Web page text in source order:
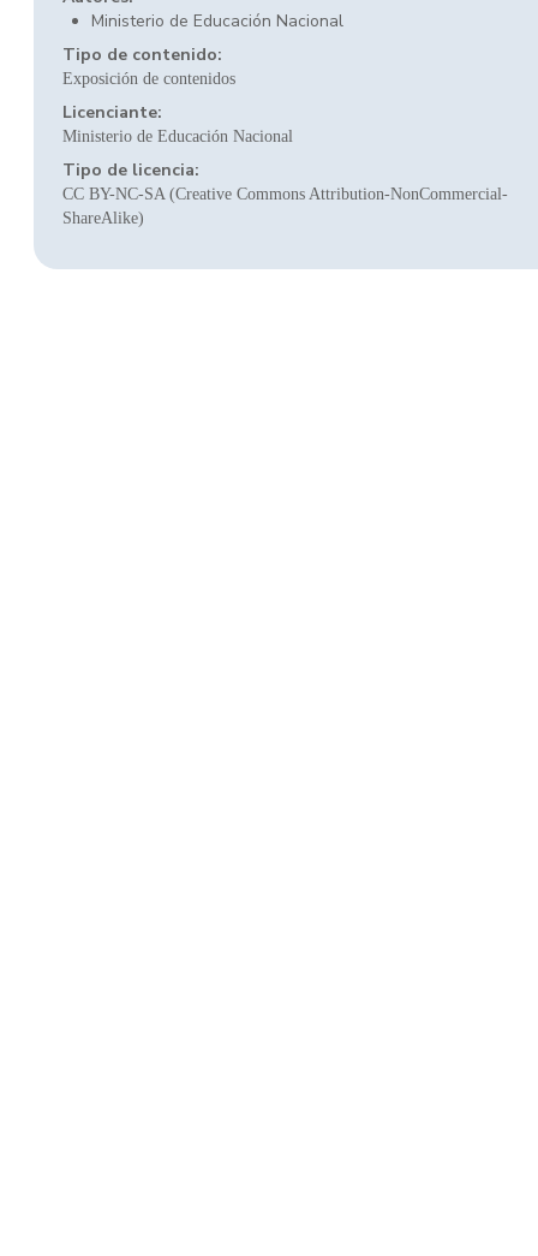
Ministerio de Educación Nacional
Tipo de contenido:
Exposición de contenidos
Licenciante:
Ministerio de Educación Nacional
Tipo de licencia:
CC BY-NC-SA (Creative Commons Attribution-NonCommercial-
ShareAlike)